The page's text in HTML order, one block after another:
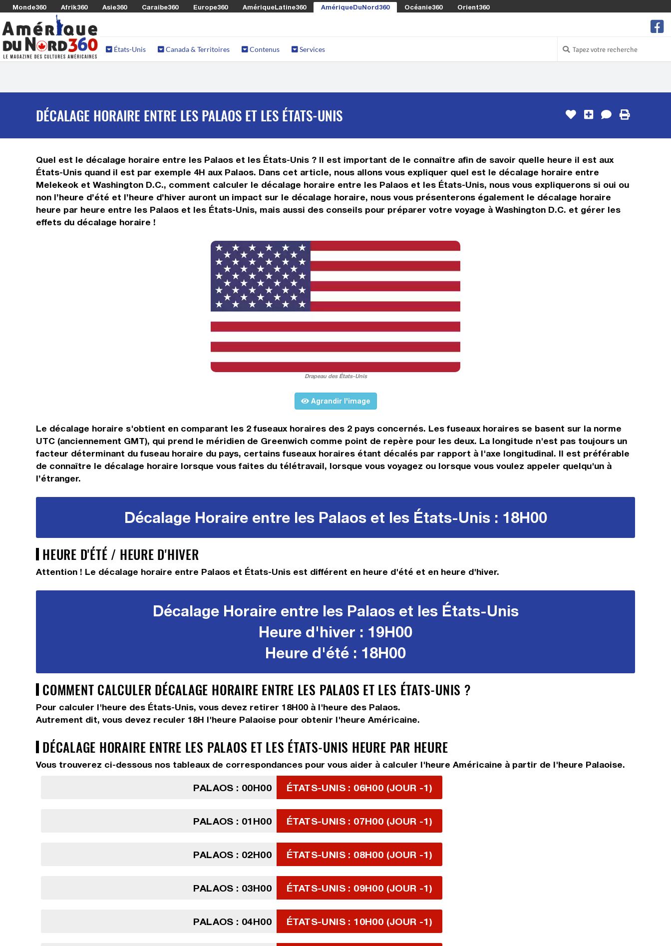
Monde360 Afrik360 Asie360 Caraibe360 Europe360 AmériqueLatine360 AmériqueDuNord360 Océanie360 Orient360
États-Unis Canada & Territoires Contenus Services
DÉCALAGE HORAIRE ENTRE LES PALAOS ET LES ÉTATS-UNIS
Quel est le décalage horaire entre les Palaos et les États-Unis ? Il est important de le connaître afin de savoir quelle heure il est aux
États-Unis quand il est par exemple 4H aux Palaos. Dans cet article, nous allons vous expliquer quel est le décalage horaire entre
Melekeok et Washington D.C., comment calculer le décalage horaire entre les Palaos et les États-Unis, nous vous expliquerons si oui ou
non l’heure d’été et l’heure d’hiver auront un impact sur le décalage horaire, nous vous présenterons également le décalage horaire
heure par heure entre les Palaos et les États-Unis, mais aussi des conseils pour préparer votre voyage à Washington D.C. et gérer les
effets du décalage horaire !
Drapeau des États-Unis
Agrandir l'image
Le décalage horaire s'obtient en comparant les 2 fuseaux horaires des 2 pays concernés. Les fuseaux horaires se basent sur la norme
UTC (anciennement GMT), qui prend le méridien de Greenwich comme point de repère pour les deux. La longitude n'est pas toujours un
facteur déterminant du fuseau horaire du pays, certains fuseaux horaires étant décalés par rapport à l'axe longitudinal. Il est préférable
de connaître le décalage horaire lorsque vous faites du télétravail, lorsque vous voyagez ou lorsque vous voulez appeler quelqu'un à
l’étranger.
Décalage Horaire entre les Palaos et les États-Unis : 18H00
HEURE D'ÉTÉ / HEURE D'HIVER
Attention ! Le décalage horaire entre Palaos et États-Unis est différent en heure d'été et en heure d'hiver.
Décalage Horaire entre les Palaos et les États-Unis
Heure d'hiver : 19H00
Heure d'été : 18H00
COMMENT CALCULER DÉCALAGE HORAIRE ENTRE LES PALAOS ET LES ÉTATS-UNIS ?
Pour calculer l'heure des États-Unis, vous devez retirer 18H00 à l'heure des Palaos.
Autrement dit, vous devez reculer 18H l'heure Palaoise pour obtenir l'heure Américaine.
DÉCALAGE HORAIRE ENTRE LES PALAOS ET LES ÉTATS-UNIS HEURE PAR HEURE
Vous trouverez ci-dessous nos tableaux de correspondances pour vous aider à calculer l'heure Américaine à partir de l'heure Palaoise.
PALAOS : 00H00 ÉTATS-UNIS : 06H00 (JOUR -1)
PALAOS : 01H00 ÉTATS-UNIS : 07H00 (JOUR -1)
PALAOS : 02H00 ÉTATS-UNIS : 08H00 (JOUR -1)
PALAOS : 03H00 ÉTATS-UNIS : 09H00 (JOUR -1)
PALAOS : 04H00 ÉTATS-UNIS : 10H00 (JOUR -1)